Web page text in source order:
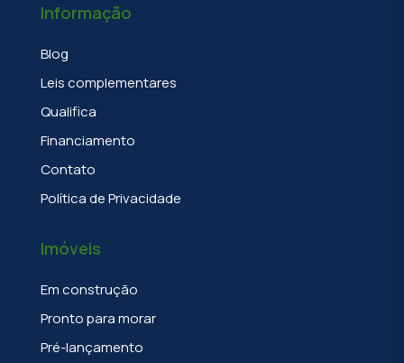
Informação
Blog
Leis complementares
Qualifica
Financiamento
Contato
Política de Privacidade
Imóveis
Em construção
Pronto para morar
Pré-lançamento